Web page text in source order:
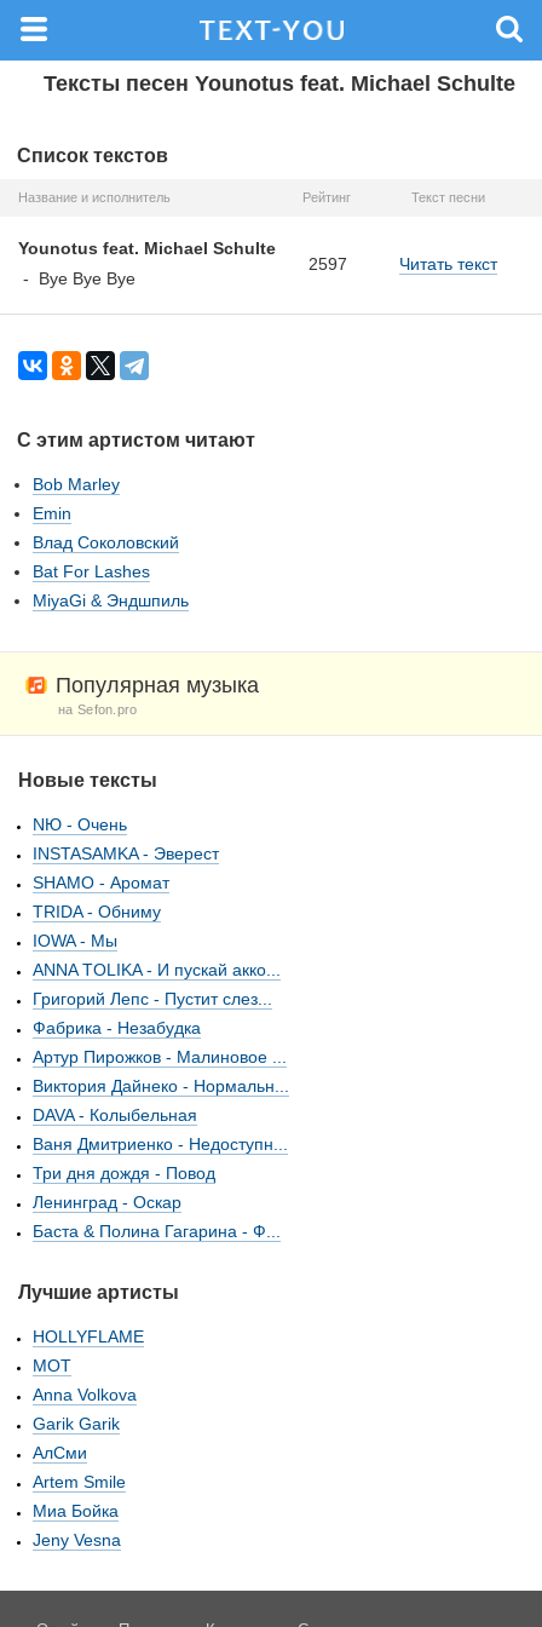
Тексты песен Younotus feat. Michael Schulte
Список текстов
Название и исполнитель Рейтинг Текст песни
Younotus feat. Michael Schulte
- Bye Bye Bye
2597 Читать текст
С этим артистом читают
Bob Marley
Emin
Влад Соколовский
Bat For Lashes
MiyaGi & Эндшпиль
Популярная музыка
на Sefon.pro
Новые тексты
NЮ - Очень
INSTASAMKA - Эверест
SHAMO - Аромат
TRIDA - Обниму
IOWA - Мы
ANNA TOLIKA - И пускай акко...
Григорий Лепс - Пустит слез...
Фабрика - Незабудка
Артур Пирожков - Малиновое ...
Виктория Дайнеко - Нормальн...
DAVA - Колыбельная
Ваня Дмитриенко - Недоступн...
Три дня дождя - Повод
Ленинград - Оскар
Баста & Полина Гагарина - Ф...
Лучшие артисты
HOLLYFLAME
МОТ
Anna Volkova
Garik Garik
АлСми
Artem Smile
Миа Бойка
Jeny Vesna